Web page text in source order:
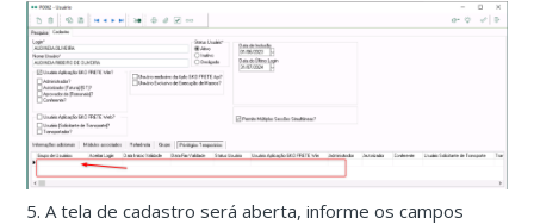
5. A tela de cadastro será aberta, informe os campos